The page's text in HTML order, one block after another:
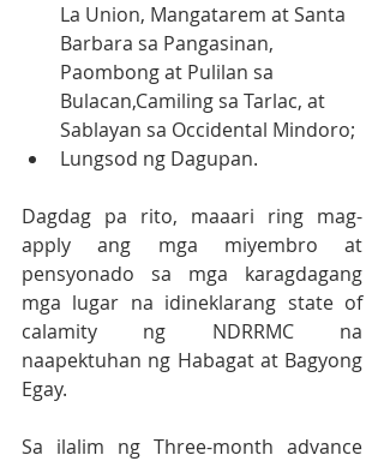
La Union, Mangatarem at Santa
Barbara sa Pangasinan,
Paombong at Pulilan sa
Bulacan,Camiling sa Tarlac, at
Sablayan sa Occidental Mindoro;
Lungsod ng Dagupan.
Dagdag pa rito, maaari ring mag-
apply ang mga miyembro at
pensyonado sa mga karagdagang
mga lugar na idineklarang state of
calamity ng NDRRMC na
naapektuhan ng Habagat at Bagyong
Egay.
Sa ilalim ng Three-month advance